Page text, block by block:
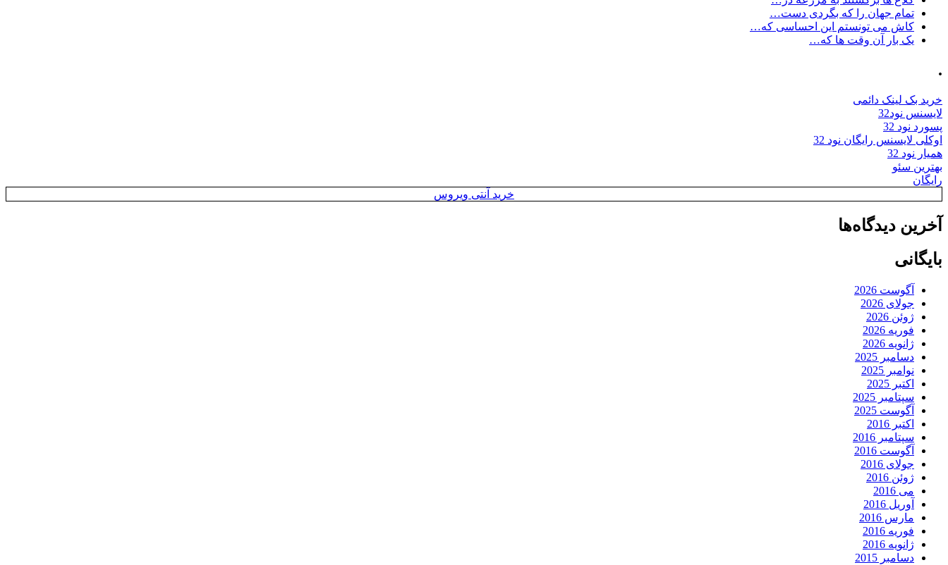
تمام جهان را که بگردی دست…
کاش می تونستم این احساسی که…
یک بار آن وقت ها که…
.
خرید بک لینک دائمی
لایسنس نود32
پسورد نود 32
اوکلی لایسنس رایگان نود 32
همیار نود 32
بهترین سئو
رایگان
خرید آنتی ویروس
آخرین دیدگاه‌ها
بایگانی
آگوست 2026
جولای 2026
ژوئن 2026
فوریه 2026
ژانویه 2026
دسامبر 2025
نوامبر 2025
اکتبر 2025
سپتامبر 2025
آگوست 2025
اکتبر 2016
سپتامبر 2016
آگوست 2016
جولای 2016
ژوئن 2016
می 2016
آوریل 2016
مارس 2016
فوریه 2016
ژانویه 2016
دسامبر 2015